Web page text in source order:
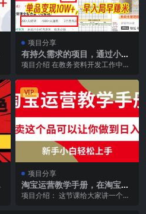
项目分享
有持久需求的项目，通过小红
书卖《班主任班级管理》，0
早赚米
项目介绍 在教务资料开发工作中，
任的工作繁杂，涉...
VIP
项目分享
淘宝运营教学手册，在淘宝卖
这个品可以让你做到日入2000
项目介绍： 这节课给大家讲一个淘